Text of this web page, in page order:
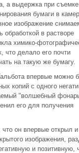
а выдержка при съемке
бумаги в
изображение
обработкой в растворе
химико-
что делало его почти
на такую же бумагу.
впервые можно
копий с одного
"волшебный
его для получения
он впервые открыл и
изображения,
и позитивную,